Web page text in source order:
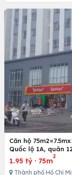
Căn hộ
Quốc lộ 1A, quân
1.95 tỷ · 75m
2
Thành phố Hồ Chí